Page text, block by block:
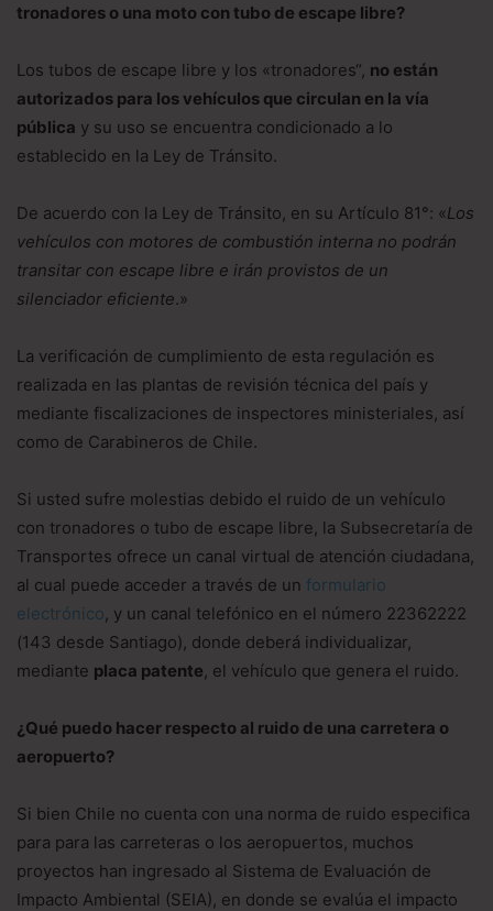
tronadores o una moto con tubo de escape libre?
Los tubos de escape libre y los «tronadores“, no están
autorizados para los vehículos que circulan en la vía
pública y su uso se encuentra condicionado a lo
establecido en la Ley de Tránsito.
De acuerdo con la Ley de Tránsito, en su Artículo 81°: «Los
vehículos con motores de combustión interna no podrán
transitar con escape libre e irán provistos de un
silenciador eficiente.»
La verificación de cumplimiento de esta regulación es
realizada en las plantas de revisión técnica del país y
mediante fiscalizaciones de inspectores ministeriales, así
como de Carabineros de Chile.
Si usted sufre molestias debido el ruido de un vehículo
con tronadores o tubo de escape libre, la Subsecretaría de
Transportes ofrece un canal virtual de atención ciudadana,
al cual puede acceder a través de un formulario
electrónico, y un canal telefónico en el número 22362222
(143 desde Santiago), donde deberá individualizar,
mediante placa patente, el vehículo que genera el ruido.
¿Qué puedo hacer respecto al ruido de una carretera o
aeropuerto?
Si bien Chile no cuenta con una norma de ruido especifica
para para las carreteras o los aeropuertos, muchos
proyectos han ingresado al Sistema de Evaluación de
Impacto Ambiental (SEIA), en donde se evalúa el impacto